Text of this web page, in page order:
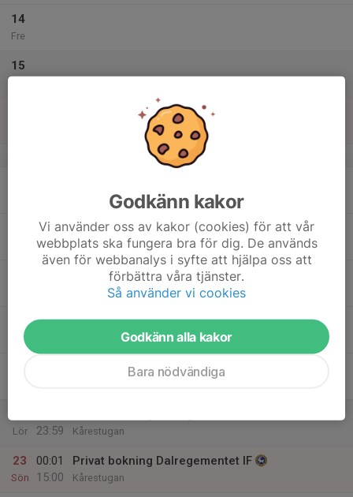
14
Fre
15
v.34
Kårestugan
Tor
Privat bokning Dalregementet IF
Lör
23:59
Kårestugan
23
Sön
00:01
15:00
Privat bokning Dalregementet IF
Kårestugan
Godkänn kakor
Vi använder oss av kakor (cookies) för att vår
webbplats ska fungera bra för dig. De används
även för webbanalys i syfte att hjälpa oss att
förbättra våra tjänster.
Så använder vi cookies
Godkänn alla kakor
Bara nödvändiga